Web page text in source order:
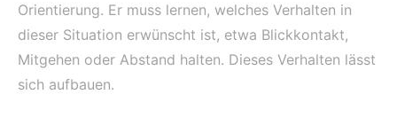
Orientierung. Er muss lernen, welches Verhalten in
dieser Situation erwünscht ist, etwa Blickkontakt,
Mitgehen oder Abstand halten. Dieses Verhalten lässt
sich aufbauen.